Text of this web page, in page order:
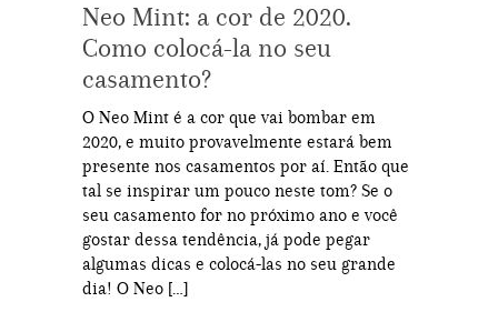
Neo Mint: a cor de 2020.
Como colocá-la no seu
casamento?
O Neo Mint é a cor que vai bombar em
2020, e muito provavelmente estará bem
presente nos casamentos por aí. Então que
tal se inspirar um pouco neste tom? Se o
seu casamento for no próximo ano e você
gostar dessa tendência, já pode pegar
algumas dicas e colocá-las no seu grande
dia! O Neo […]